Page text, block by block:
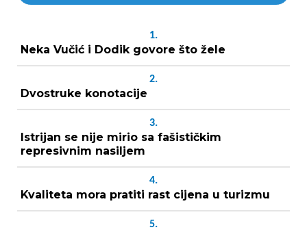
1.
Neka Vučić i Dodik govore što žele
2.
Dvostruke konotacije
3.
Istrijan se nije mirio sa fašističkim
represivnim nasiljem
4.
Kvaliteta mora pratiti rast cijena u turizmu
5.